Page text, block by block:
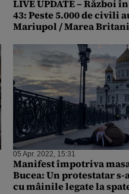
LIVE UPDATE – Război
43: Peste 5.000 de civili
Mariupol / Marea
Ucraina” / Forțele ruse
controlul total asupra
NATO anticipează că
dura „luni, chiar ani”
05 Apr. 2022, 15:31
Manifest împotriva
Bucea: Un protestatar s-
cu mâinile legate la